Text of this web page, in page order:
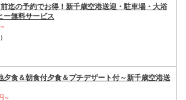
迄の予約でお得！新千歳空港送迎・駐車場・大浴
ー無料サービス
夕食＆朝食付夕食＆プチデザート付～新千歳空港送
~